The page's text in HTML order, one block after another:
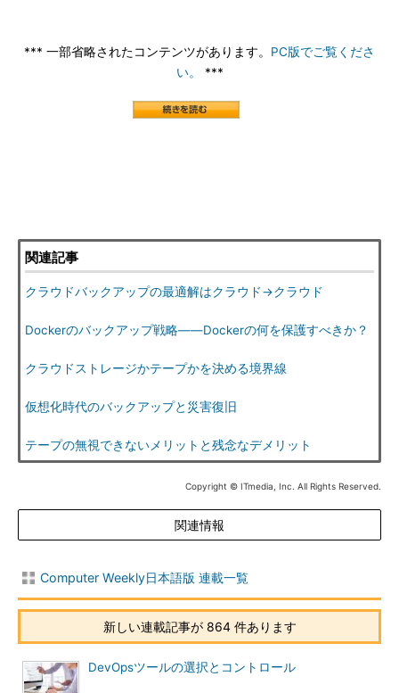
*** 一部省略されたコンテンツがあります。 PC版でご覧くださ
い。
***
関連記事
クラウドバックアップの最適解はクラウド→クラウド
Dockerのバックアップ戦略――Dockerの何を保護すべきか？
クラウドストレージかテープかを決める境界線
仮想化時代のバックアップと災害復旧
テープの無視できないメリットと残念なデメリット
Copyright © ITmedia, Inc. All Rights Reserved.
関連情報
Computer Weekly日本語版 連載一覧
新しい連載記事が 864 件あります
DevOpsツールの選択とコントロール